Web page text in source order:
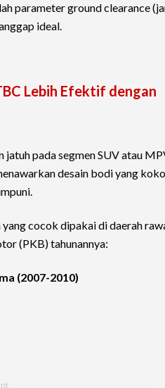
parameter ground clearance
ideal.
Lebih Efektif dengan
pada segmen SUV atau
desain bodi yang
yang cocok dipakai di daerah
(PKB) tahunannya:
(2007-2010)